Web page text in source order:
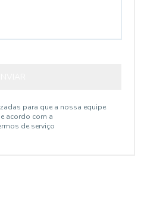
para que a nossa equipe
acordo com a
de serviço